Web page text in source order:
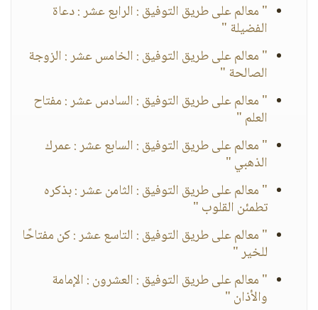
" معالم على طريق التوفيق : الرابع عشر : دعاة
الفضيلة "
" معالم على طريق التوفيق : الخامس عشر : الزوجة
الصالحة "
" معالم على طريق التوفيق : السادس عشر : مفتاح
العلم "
" معالم على طريق التوفيق : السابع عشر : عمرك
الذهبي "
" معالم على طريق التوفيق : الثامن عشر : بذكره
تطمئن القلوب "
" معالم على طريق التوفيق : التاسع عشر : كن مفتاحًا
للخير "
" معالم على طريق التوفيق : العشرون : الإمامة
والأذان "